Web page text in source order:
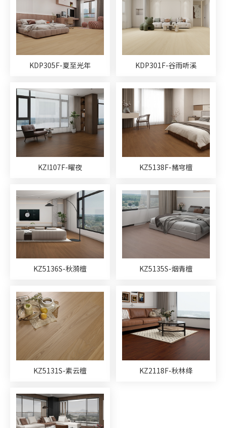
倍护地板
防水地板
M系星座地板系列
唐之韵系列 国风茗木系列 原木生活系列
柔石石纹系列
EB科技地板系列
艺数系列
美蜡德系列
颜值时代系列
顶层设计
金丝木
超级地板系列
1515系列
KDP305F-夏至光年 KDP301F-谷雨听溪
KZI107F-曜夜 KZ5138F-赭穹檀
KZ5136S-秋漪檀 KZ5135S-烟青檀
KZ5131S-素云檀 KZ2118F-秋林绛